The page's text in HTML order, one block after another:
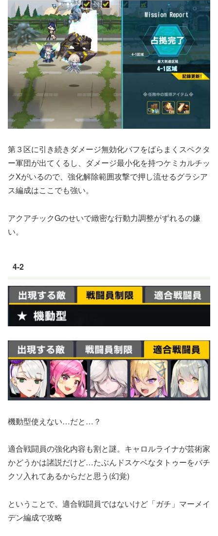
第３区に引き続きダメージ無効化バフをばらまくスペクタ
ー軍団が出てくるし、ダメージ最小化を持つケミカルチッ
クXがいるので、強化解除範囲攻撃で押し流せるグラシア
ス編成はここでも強い。
アクアチックGのせいで緻密な行動力調整がずれるの嫌
い。
4-2
機動型使えない…だと…？
適合戦闘員の強化内容も割と謎。キャロルライナが芸術家
かどうかは諸説だけど…たぶんドスケベなタトゥーをバチ
クソ入れてあるからだと思う(幻覚)
ということで、適合戦闘員ではないけど「ガチ」マーメイ
デン編成で攻略